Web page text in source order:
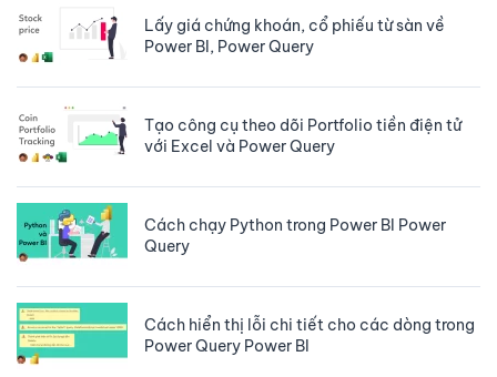
Lấy giá chứng khoán, cổ phiếu từ sàn về
Power BI, Power Query
Tạo công cụ theo dõi Portfolio tiền điện tử
với Excel và Power Query
Cách chạy Python trong Power BI Power
Query
Cách hiển thị lỗi chi tiết cho các dòng trong
Power Query Power BI